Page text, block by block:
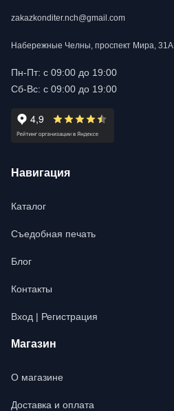
zakazkonditer.nch@gmail.com
Набережные Челны, проспект Мира, 31А
Пн-Пт: с 09:00 до 19:00
Сб-Вс: с 09:00 до 19:00
Навигация
Каталог
Съедобная печать
Блог
Контакты
Вход | Регистрация
Магазин
О магазине
Доставка и оплата